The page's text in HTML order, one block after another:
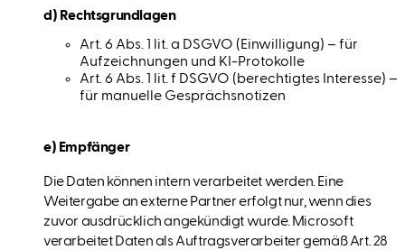
d) Rechtsgrundlagen
Art. 6 Abs. 1 lit. a DSGVO (Einwilligung) – für
Aufzeichnungen und KI-Protokolle
Art. 6 Abs. 1 lit. f DSGVO (berechtigtes Interesse) –
für manuelle Gesprächsnotizen
e) Empfänger
Die Daten können intern verarbeitet werden. Eine
Weitergabe an externe Partner erfolgt nur, wenn dies
zuvor ausdrücklich angekündigt wurde. Microsoft
verarbeitet Daten als Auftragsverarbeiter gemäß Art. 28